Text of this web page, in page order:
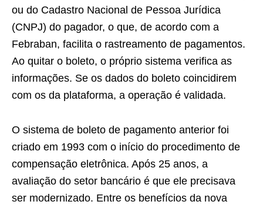
ou do Cadastro Nacional de Pessoa Jurídica
(CNPJ) do pagador, o que, de acordo com a
Febraban, facilita o rastreamento de pagamentos.
Ao quitar o boleto, o próprio sistema verifica as
informações. Se os dados do boleto coincidirem
com os da plataforma, a operação é validada.
O sistema de boleto de pagamento anterior foi
criado em 1993 com o início do procedimento de
compensação eletrônica. Após 25 anos, a
avaliação do setor bancário é que ele precisava
ser modernizado. Entre os benefícios da nova